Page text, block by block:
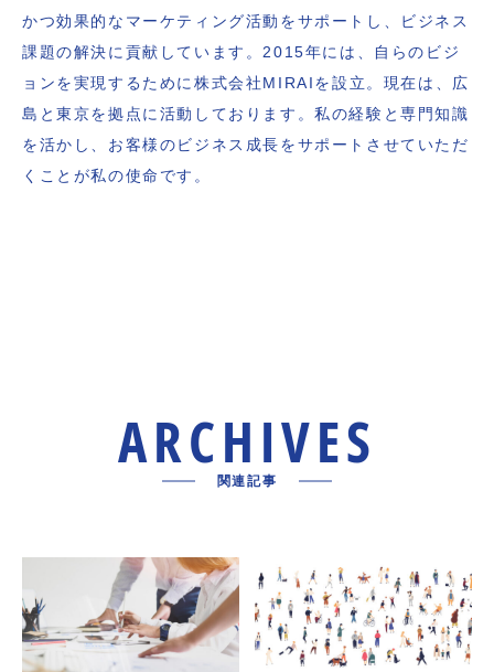
かつ効果的なマーケティング活動をサポートし、ビジネス
課題の解決に貢献しています。2015年には、自らのビジ
ョンを実現するために株式会社MIRAIを設立。現在は、広
島と東京を拠点に活動しております。私の経験と専門知識
を活かし、お客様のビジネス成長をサポートさせていただ
くことが私の使命です。
ARCHIVES
関連記事